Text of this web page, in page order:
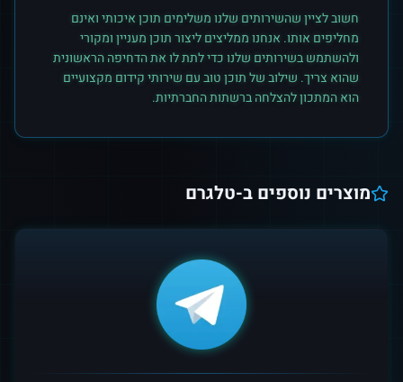
חשוב לציין שהשירותים שלנו משלימים תוכן איכותי ואינם
מחליפים אותו. אנחנו ממליצים ליצור תוכן מעניין ומקורי
ולהשתמש בשירותים שלנו כדי לתת לו את הדחיפה הראשונית
שהוא צריך. שילוב של תוכן טוב עם שירותי קידום מקצועיים
הוא המתכון להצלחה ברשתות החברתיות.
מוצרים נוספים ב-טלגרם